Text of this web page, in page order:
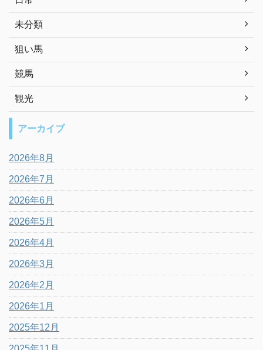
未分類
狙い馬
競馬
観光
アーカイブ
2026年8月
2026年7月
2026年6月
2026年5月
2026年4月
2026年3月
2026年2月
2026年1月
2025年12月